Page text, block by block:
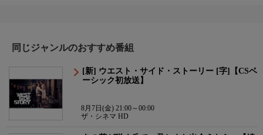
同じジャンルのおすすめ番組
[新] ウエスト・サイド・ストーリー [字]【CSベ
ーシック初放送】
8月7日(金) 21:00～00:00
ザ・シネマ HD